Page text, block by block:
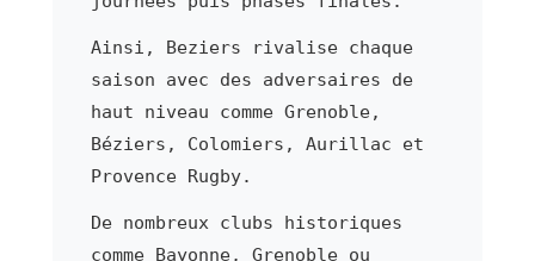
Ainsi, Beziers rivalise chaque
saison avec des adversaires de
haut niveau comme Grenoble,
Béziers, Colomiers, Aurillac et
Provence Rugby.
De nombreux clubs historiques
comme Bayonne, Grenoble ou